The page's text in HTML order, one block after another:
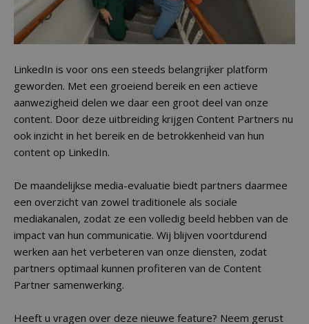
LinkedIn is voor ons een steeds belangrijker platform
geworden. Met een groeiend bereik en een actieve
aanwezigheid delen we daar een groot deel van onze
content. Door deze uitbreiding krijgen Content Partners nu
ook inzicht in het bereik en de betrokkenheid van hun
content op LinkedIn.
De maandelijkse media-evaluatie biedt partners daarmee
een overzicht van zowel traditionele als sociale
mediakanalen, zodat ze een volledig beeld hebben van de
impact van hun communicatie. Wij blijven voortdurend
werken aan het verbeteren van onze diensten, zodat
partners optimaal kunnen profiteren van de Content
Partner samenwerking.
Heeft u vragen over deze nieuwe feature? Neem gerust